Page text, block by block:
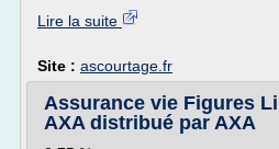
Lire la suite
Site : ascourtage.fr
Assurance vie Figures
AXA distribué par AXA